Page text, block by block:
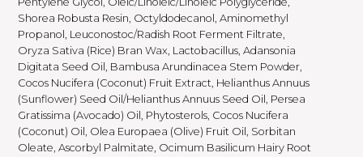
Shorea Robusta Resin, Octyldodecanol, Aminomethyl
Propanol, Leuconostoc/Radish Root Ferment Filtrate,
Oryza Sativa (Rice) Bran Wax, Lactobacillus, Adansonia
Digitata Seed Oil, Bambusa Arundinacea Stem Powder,
Cocos Nucifera (Coconut) Fruit Extract, Helianthus Annuus
(Sunflower) Seed Oil/Helianthus Annuus Seed Oil, Persea
Gratissima (Avocado) Oil, Phytosterols, Cocos Nucifera
(Coconut) Oil, Olea Europaea (Olive) Fruit Oil, Sorbitan
Oleate, Ascorbyl Palmitate, Ocimum Basilicum Hairy Root